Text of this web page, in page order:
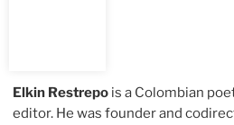
Elkin Restrepo is a Colombian
editor. He was founder and